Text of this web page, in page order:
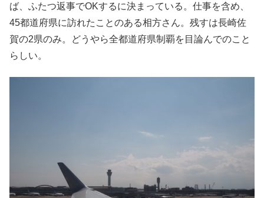
ば、ふたつ返事でOKするに決まっている。仕事を含め、
45都道府県に訪れたことのある相方さん。残すは長崎佐
賀の2県のみ。どうやら全都道府県制覇を目論んでのこと
らしい。